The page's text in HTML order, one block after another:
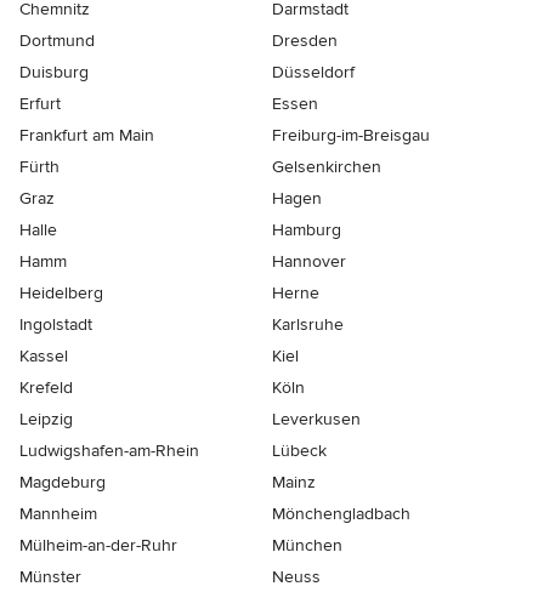
Chemnitz
Darmstadt
Dortmund
Dresden
Duisburg
Düsseldorf
Erfurt
Essen
Frankfurt am Main
Freiburg-im-Breisgau
Fürth
Gelsenkirchen
Graz
Hagen
Halle
Hamburg
Hamm
Hannover
Heidelberg
Herne
Ingolstadt
Karlsruhe
Kassel
Kiel
Krefeld
Köln
Leipzig
Leverkusen
Ludwigshafen-am-Rhein
Lübeck
Magdeburg
Mainz
Mannheim
Mönchen­gladbach
Mülheim-an-der-Ruhr
München
Münster
Neuss